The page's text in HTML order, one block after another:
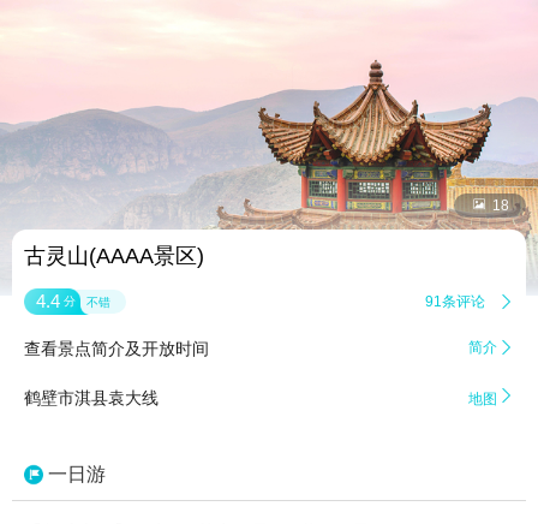
 18
古灵山(AAAA景区)
4.4 分 不错 91条评论 
查看景点简介及开放时间 简介 
鹤壁市淇县袁大线 地图 
一日游